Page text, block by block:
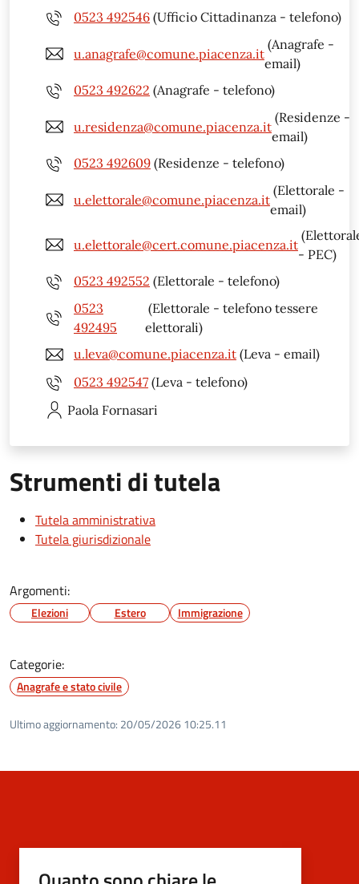
0523 492546 (Ufficio Cittadinanza - telefono)
u.anagrafe@comune.piacenza.it
(Anagrafe -
email)
0523 492622 (Anagrafe - telefono)
u.residenza@comune.piacenza.it
(Residenze -
email)
0523 492609 (Residenze - telefono)
u.elettorale@comune.piacenza.it
(Elettorale -
email)
u.elettorale@cert.comune.piacenza.it
- PEC)
0523 492552 (Elettorale - telefono)
0523
492495
(Elettorale - telefono tessere
elettorali)
u.leva@comune.piacenza.it (Leva - email)
0523 492547 (Leva - telefono)
Paola Fornasari
Strumenti di tutela
Tutela amministrativa
Tutela giurisdizionale
Argomenti:
Elezioni Estero Immigrazione
Categorie:
Anagrafe e stato civile
Ultimo aggiornamento: 20/05/2026 10:25.11